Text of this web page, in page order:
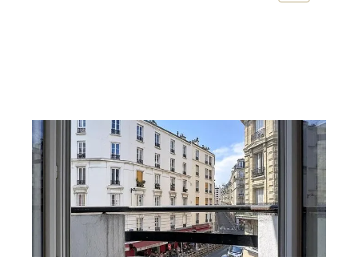
PARIS 75018
44 m2, 2 pièces
Ref : 27849
Appartement F2 à vendre
452 000 €
Visiter le site dédié